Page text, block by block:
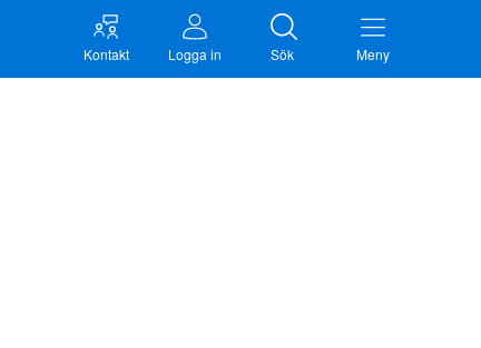
Kontakt Logga in Sök Meny